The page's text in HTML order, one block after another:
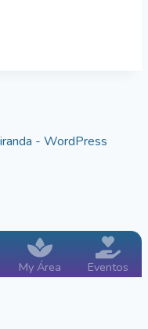
- WordPress
My Área Eventos